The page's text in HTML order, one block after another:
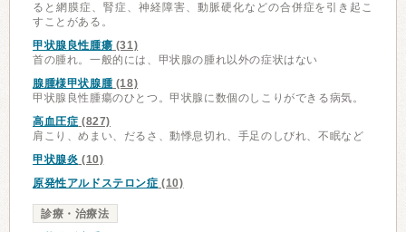
ると網膜症、腎症、神経障害、動脈硬化などの合併症を引き起こ
すことがある。
甲状腺良性腫瘍 (31)
首の腫れ。一般的には、甲状腺の腫れ以外の症状はない
腺腫様甲状腺腫(18)
甲状腺良性腫瘍のひとつ。甲状腺に数個のしこりができる病気。
高血圧症 (827)
肩こり、めまい、だるさ、動悸息切れ、手足のしびれ、不眠など
甲状腺炎 (10)
原発性アルドステロン症 (10)
診療・治療法